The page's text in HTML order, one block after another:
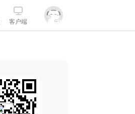
客户端